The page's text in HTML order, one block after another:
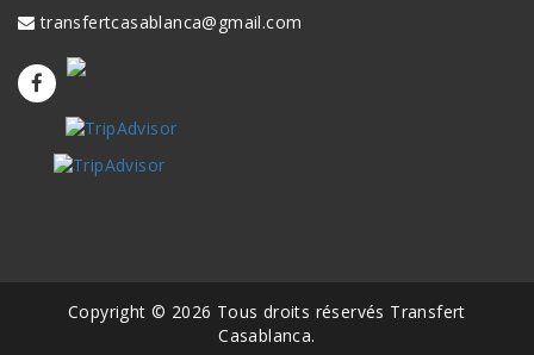
transfertcasablanca@gmail.com
Copyright © 2026 Tous droits réservés Transfert
Casablanca.